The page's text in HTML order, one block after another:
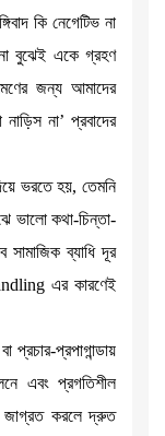
কি নেগেটিভ না
বুঝেই একে গ্রহণ
জন্য আমাদের
না’ প্রবাদের
ভরতে হয়, তেমনি
ভালো কথা-চিন্তা-
ব্যাধি দূর
এর কারণেই
প্রপাগান্ডায়
এবং প্রগতিশীল
জাগ্রত করলে দ্রুত